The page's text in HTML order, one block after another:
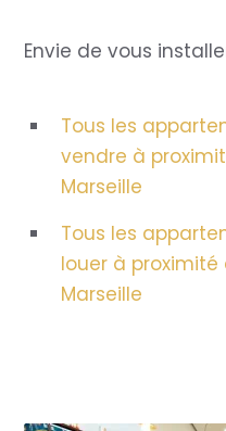
Envie de vous
Tous les
vendre à
Marseille
Tous les
louer à proximité
Marseille